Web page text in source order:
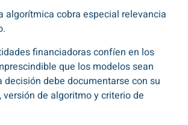
algorítmica cobra especial relevancia
financiadoras confíen en los
que los modelos sean
decisión debe documentarse con su
de algoritmo y criterio de